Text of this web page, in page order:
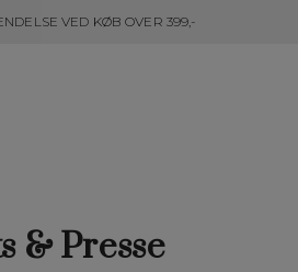
VED KØB OVER 399,-
& Presse